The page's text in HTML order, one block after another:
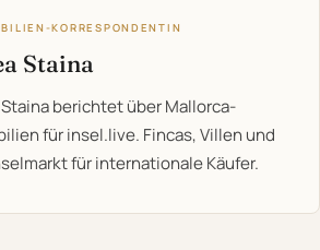
KORRESPONDENTIN
Staina
berichtet über Mallorca-
für insel.live. Fincas, Villen und
für internationale Käufer.